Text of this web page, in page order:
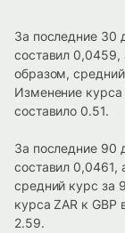
За последние 30
составил
образом,
Изменение курса
составило 0.51.
За последние 90
составил
средний курс за
курса ZAR к GBP
2.59.